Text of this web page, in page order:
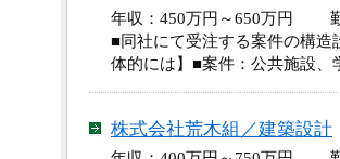
年収：450万円～650万円 勤
■同社にて受注する案件の構
体的には】■案件：公共施設
株式会社荒木組／建築設計